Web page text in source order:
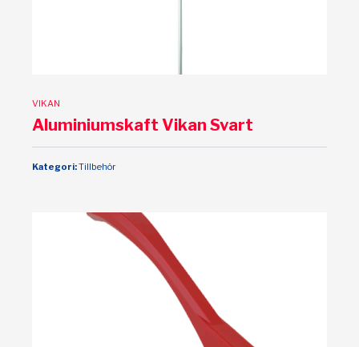
VIKAN
Aluminiumskaft Vikan Svart
Kategori:Tillbehör